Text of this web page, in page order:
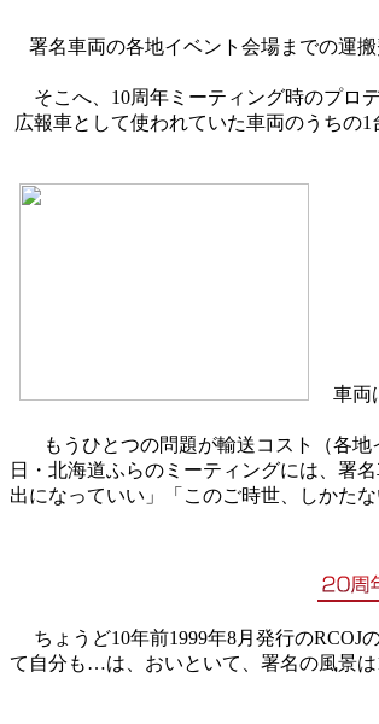
署名車両の各地イベント会場までの運
そこへ、10周年ミーティング時のプロ
広報車として使われていた車両のうちの
車両
もうひとつの問題が輸送コスト（各地
日・北海道ふらのミーティングには、署
出になっていい」「このご時世、しかた
ちょうど10年前1999年8月発行のRCOJ
て自分も…は、おいといて、署名の風景